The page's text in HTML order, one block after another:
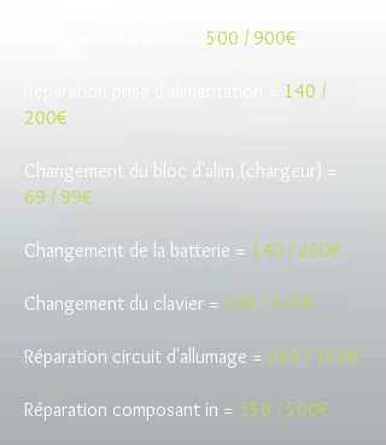
500 / 900€
140 /
200€
Changement du bloc d'alim (chargeur) =
69 / 99€
Changement de la batterie = 140 / 260€
Changement du clavier = 200 / 350€
Réparation circuit d'allumage = 260 / 350€
Réparation composant in = 350 / 500€